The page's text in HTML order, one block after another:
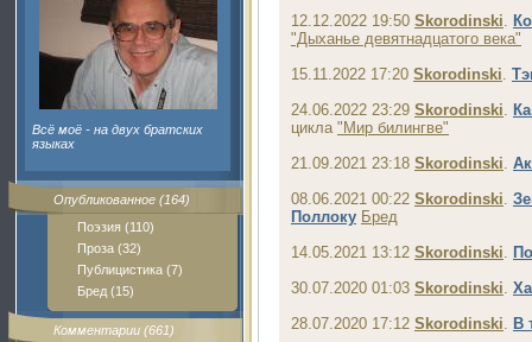
Всё моё - на двух братских
языках
Опубликованное (164)
Поэзия (110)
Проза (32)
Публицистика (7)
Бред (15)
Комментарии (661)
12.12.2022 19:50 Skorodinski.
"Дыханье девятнадцатого века"
15.11.2022 17:20 Skorodinski.
24.06.2022 23:29 Skorodinski.
цикла "Мир билингве"
21.09.2021 23:18 Skorodinski.
08.06.2021 00:22 Skorodinski.
Поллоку Бред
14.05.2021 13:12 Skorodinski.
30.07.2020 01:03 Skorodinski.
28.07.2020 17:12 Skorodinski. В